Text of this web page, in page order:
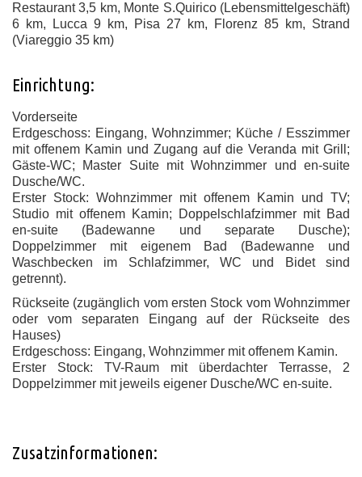
Restaurant 3,5 km, Monte S.Quirico (Lebensmittelgeschäft)
6 km, Lucca 9 km, Pisa 27 km, Florenz 85 km, Strand
(Viareggio 35 km)
Einrichtung:
Vorderseite
Erdgeschoss: Eingang, Wohnzimmer; Küche / Esszimmer
mit offenem Kamin und Zugang auf die Veranda mit Grill;
Gäste-WC; Master Suite mit Wohnzimmer und en-suite
Dusche/WC.
Erster Stock: Wohnzimmer mit offenem Kamin und TV;
Studio mit offenem Kamin; Doppelschlafzimmer mit Bad
en-suite (Badewanne und separate Dusche);
Doppelzimmer mit eigenem Bad (Badewanne und
Waschbecken im Schlafzimmer, WC und Bidet sind
getrennt).
Rückseite (zugänglich vom ersten Stock vom Wohnzimmer
oder vom separaten Eingang auf der Rückseite des
Hauses)
Erdgeschoss: Eingang, Wohnzimmer mit offenem Kamin.
Erster Stock: TV-Raum mit überdachter Terrasse, 2
Doppelzimmer mit jeweils eigener Dusche/WC en-suite.
Zusatzinformationen: